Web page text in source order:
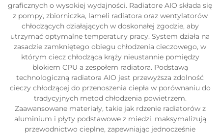
graficznych o wysokiej wydajności. Radiatore AIO składa się
z pompy, zbiorniczka, lameli radiatora oraz wentylatorów
chłodzących działających w doskonałej zgodzie, aby
utrzymać optymalne temperatury pracy. System działa na
zasadzie zamkniętego obiegu chłodzenia cieczowego, w
którym ciecz chłodząca krąży nieustannie pomiędzy
blokiem CPU a zespołem radiatora. Podstawą
technologiczną radiatora AIO jest przewyższa zdolność
cieczy chłodzącej do przenoszenia ciepła w porównaniu do
tradycyjnych metod chłodzenia powietrzem.
Zaawansowane materiały, takie jak rdzenie radiatorów z
aluminium i płyty podstawowe z miedzi, maksymalizują
przewodnictwo cieplne, zapewniając jednocześnie